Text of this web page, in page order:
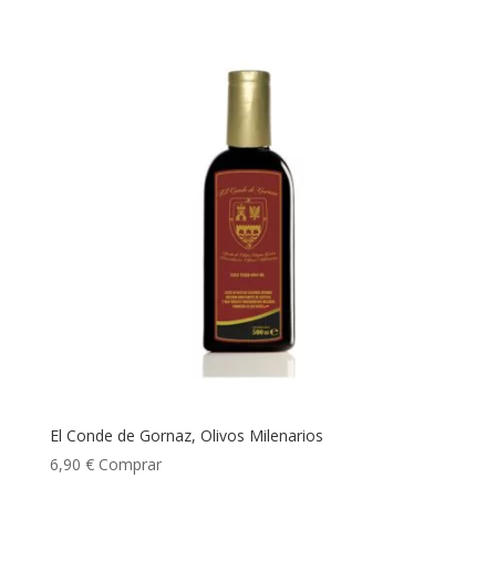
El Conde de Gornaz, Olivos Milenarios
6,90 € Comprar